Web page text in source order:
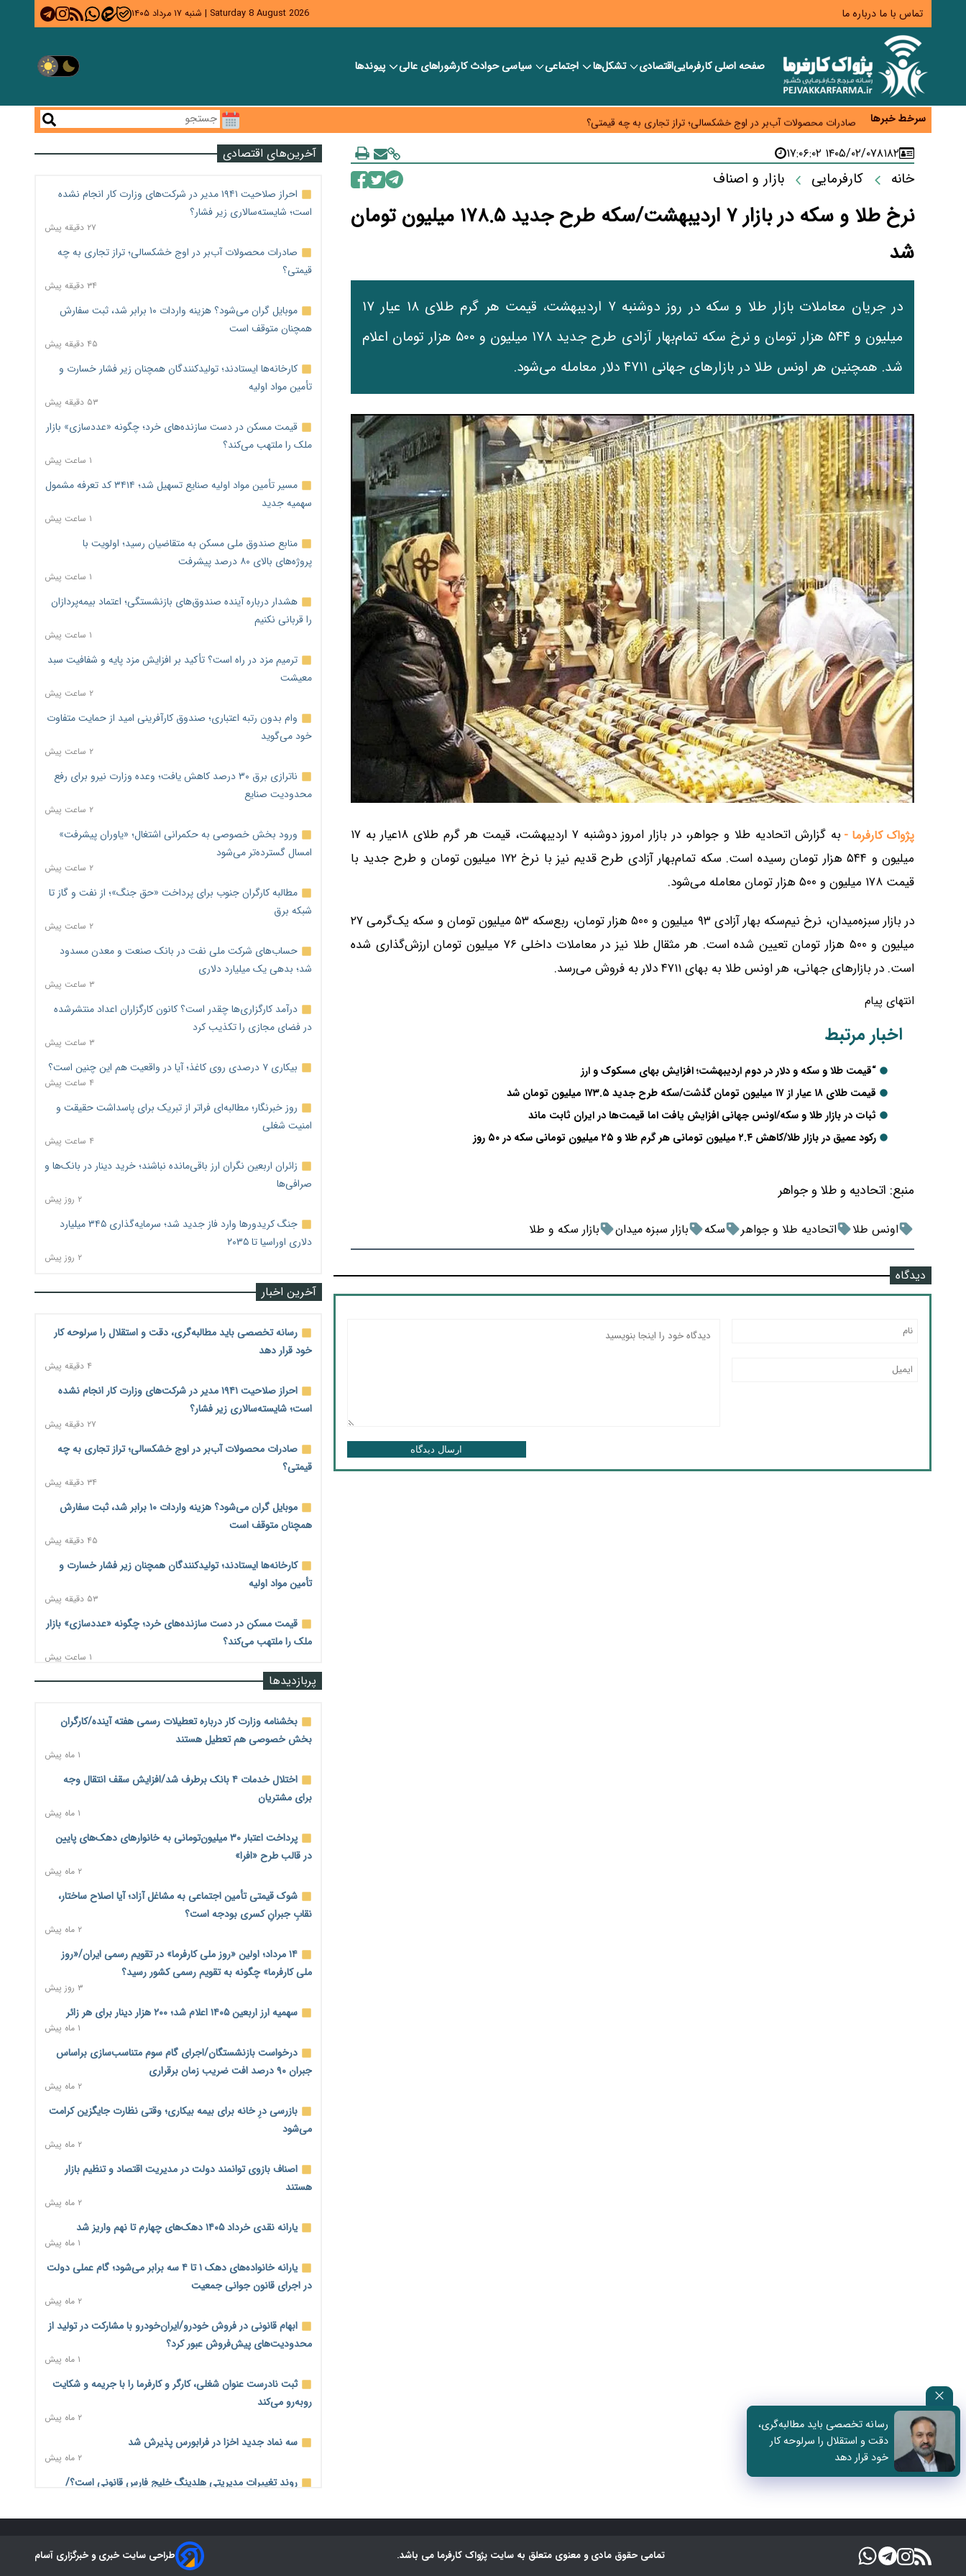
تماس با ما درباره ما Saturday 8 August 2026
| شنبه ۱۷ مرداد ۱۴۰۵
صفحه اصلیکارفرماییاقتصادی تشکل‌ها اجتماعی سیاسیحوادث کارشورا‎های عالی پیوندها
سرخط خبرها
رسانه تخصصی باید مطالبه‌گری، دقت و استقلال را سرلوحه کار خود قرار دهد
صادرات محصولات آب‌بر در اوج خشکسالی؛ تراز تجاری به چه قیمتی؟
کارخانه‌ها ایستادند؛ تولیدکنندگان همچنان زیر فشار خسارت و تأمین مواد اولیه
۸۱۸۲۱۴۰۵/۰۲/۰۷ ۱۷:۰۶:۰۲
خانه کارفرمایی بازار و اصناف
نرخ طلا و سکه در بازار ۷ اردیبهشت/سکه طرح جدید ۱۷۸.۵ میلیون تومان
شد
در جریان معاملات بازار طلا و سکه در روز دوشنبه ۷ اردیبهشت، قیمت هر گرم طلای ۱۸ عیار ۱۷
میلیون و ۵۴۴ هزار تومان و نرخ سکه تمام‌بهار آزادی طرح جدید ۱۷۸ میلیون و ۵۰۰ هزار تومان اعلام
شد. همچنین هر اونس طلا در بازارهای جهانی ۴۷۱۱ دلار معامله می‌شود.
پژواک کارفرما -
به گزارش اتحادیه طلا و جواهر، در بازار امروز دوشنبه ۷ اردیبهشت، قیمت هر گرم طلای ۱۸عیار به ۱۷
میلیون و ۵۴۴ هزار تومان رسیده است. سکه تمام‌بهار آزادی طرح قدیم نیز با نرخ ۱۷۲ میلیون تومان و طرح جدید با
قیمت ۱۷۸ میلیون و ۵۰۰ هزار تومان معامله می‌شود.
در بازار سبزه‌میدان، نرخ نیم‌سکه بهار آزادی ۹۳ میلیون و ۵۰۰ هزار تومان، ربع‌سکه ۵۳ میلیون تومان و سکه یک‌گرمی ۲۷
میلیون و ۵۰۰ هزار تومان تعیین شده است. هر مثقال طلا نیز در معاملات داخلی ۷۶ میلیون تومان ارزش‌گذاری شده
است. در بازارهای جهانی، هر اونس طلا به بهای ۴۷۱۱ دلار به فروش می‌رسد.
انتهای پیام
اخبار مرتبط
“قیمت طلا و سکه و دلار در دوم اردیبهشت؛ افزایش بهای مسکوک و ارز
قیمت طلای ۱۸ عیار از ۱۷ میلیون تومان گذشت/سکه طرح جدید ۱۷۳.۵ میلیون تومان شد
ثبات در بازار طلا و سکه/اونس جهانی افزایش یافت اما قیمت‌ها در ایران ثابت ماند
رکود عمیق در بازار طلا/کاهش ۲.۴ میلیون تومانی هر گرم طلا و ۲۵ میلیون تومانی سکه در ۵۰ روز
منبع: اتحادیه و طلا و جواهر
اونس طلا اتحادیه طلا و جواهر سکه بازار سبزه میدان بازار سکه و طلا
دیدگاه
ارسال دیدگاه
آخرین‌های اقتصادی
احراز صلاحیت ۱۹۴۱ مدیر در شرکت‌های وزارت کار انجام نشده
است؛ شایسته‌سالاری زیر فشار؟
۲۷ دقیقه پیش
صادرات محصولات آب‌بر در اوج خشکسالی؛ تراز تجاری به چه
قیمتی؟
۳۴ دقیقه پیش
موبایل گران می‌شود؟ هزینه واردات ۱۰ برابر شد، ثبت سفارش
همچنان متوقف است
۴۵ دقیقه پیش
کارخانه‌ها ایستادند؛ تولیدکنندگان همچنان زیر فشار خسارت و
تأمین مواد اولیه
۵۳ دقیقه پیش
قیمت مسکن در دست سازنده‌های خرد؛ چگونه «عددسازی» بازار
ملک را ملتهب می‌کند؟
۱ ساعت پیش
مسیر تأمین مواد اولیه صنایع تسهیل شد؛ ۳۴۱۴ کد تعرفه مشمول
سهمیه جدید
۱ ساعت پیش
منابع صندوق ملی مسکن به متقاضیان رسید؛ اولویت با
پروژه‌های بالای ۸۰ درصد پیشرفت
۱ ساعت پیش
هشدار درباره آینده صندوق‌های بازنشستگی؛ اعتماد بیمه‌پردازان
را قربانی نکنیم
۱ ساعت پیش
ترمیم مزد در راه است؟ تأکید بر افزایش مزد پایه و شفافیت سبد
معیشت
۲ ساعت پیش
وام بدون رتبه اعتباری؛ صندوق کارآفرینی امید از حمایت متفاوت
خود می‌گوید
۲ ساعت پیش
ناترازی برق ۳۰ درصد کاهش یافت؛ وعده وزارت نیرو برای رفع
محدودیت صنایع
۲ ساعت پیش
ورود بخش خصوصی به حکمرانی اشتغال؛ «یاوران پیشرفت»
امسال گسترده‌تر می‌شود
۲ ساعت پیش
مطالبه کارگران جنوب برای پرداخت «حق جنگ»؛ از نفت و گاز تا
شبکه برق
۲ ساعت پیش
حساب‌های شرکت ملی نفت در بانک صنعت و معدن مسدود
شد؛ بدهی یک میلیارد دلاری
۳ ساعت پیش
درآمد کارگزاری‌ها چقدر است؟ کانون کارگزاران اعداد منتشرشده
در فضای مجازی را تکذیب کرد
۳ ساعت پیش
بیکاری ۷ درصدی روی کاغذ؛ آیا در واقعیت هم این چنین است؟
۴ ساعت پیش
روز خبرنگار؛ مطالبه‌ای فراتر از تبریک برای پاسداشت حقیقت و
امنیت شغلی
۴ ساعت پیش
زائران اربعین نگران ارز باقی‌مانده نباشند؛ خرید دینار در بانک‌ها و
صرافی‌ها
۲ روز پیش
جنگ کریدورها وارد فاز جدید شد؛ سرمایه‌گذاری ۳۴۵ میلیارد
دلاری اوراسیا تا ۲۰۳۵
۲ روز پیش
آخرین اخبار
رسانه تخصصی باید مطالبه‌گری، دقت و استقلال را سرلوحه کار
خود قرار دهد
۴ دقیقه پیش
احراز صلاحیت ۱۹۴۱ مدیر در شرکت‌های وزارت کار انجام نشده
است؛ شایسته‌سالاری زیر فشار؟
۲۷ دقیقه پیش
صادرات محصولات آب‌بر در اوج خشکسالی؛ تراز تجاری به چه
قیمتی؟
۳۴ دقیقه پیش
موبایل گران می‌شود؟ هزینه واردات ۱۰ برابر شد، ثبت سفارش
همچنان متوقف است
۴۵ دقیقه پیش
کارخانه‌ها ایستادند؛ تولیدکنندگان همچنان زیر فشار خسارت و
تأمین مواد اولیه
۵۳ دقیقه پیش
قیمت مسکن در دست سازنده‌های خرد؛ چگونه «عددسازی» بازار
ملک را ملتهب می‌کند؟
۱ ساعت پیش
مسیر تأمین مواد اولیه صنایع تسهیل شد؛ ۳۴۱۴ کد تعرفه مشمول
۱ ساعت پیش
منابع صندوق ملی مسکن به متقاضیان رسید؛ اولویت با
۱ ساعت پیش
هشدار درباره آینده صندوق‌های بازنشستگی؛ اعتماد بیمه‌پردازان
۱ ساعت پیش
ترمیم مزد در راه است؟ تأکید بر افزایش مزد پایه و شفافیت سبد
وام بدون رتبه اعتباری؛ صندوق کارآفرینی امید از حمایت متفاوت
۲ ساعت پیش
ناترازی برق ۳۰ درصد کاهش یافت؛ وعده وزارت نیرو برای رفع
ورود بخش خصوصی به حکمرانی اشتغال؛ «یاوران پیشرفت»
امسال گسترده‌تر می‌شود
مطالبه کارگران جنوب برای پرداخت «حق جنگ»؛ از نفت و گاز تا
شبکه برق
حساب‌های شرکت ملی نفت در بانک صنعت و معدن مسدود
شد؛ بدهی یک میلیارد دلاری
درآمد کارگزاری‌ها چقدر است؟ کانون کارگزاران اعداد منتشرشده
در فضای مجازی را تکذیب کرد
بیکاری ۷ درصدی روی کاغذ؛ آیا در واقعیت هم این چنین است؟
روز خبرنگار؛ مطالبه‌ای فراتر از تبریک برای پاسداشت حقیقت و
امنیت شغلی
زائران اربعین نگران ارز باقی‌مانده نباشند؛ خرید دینار در بانک‌ها و
جنگ کریدورها وارد فاز جدید شد؛ سرمایه‌گذاری ۳۴۵ میلیارد
دلاری اوراسیا تا ۲۰۳۵
پارادوکس اینترنت در ایران؛ مصرف‌کننده بیشتر می‌پردازد، شبکه
۲ روز پیش
پربازدیدها
بخشنامه وزارت کار درباره تعطیلات رسمی هفته آینده/کارگران
بخش خصوصی هم تعطیل هستند
۱ ماه پیش
اختلال خدمات ۴ بانک برطرف شد/افزایش سقف انتقال وجه
برای مشتریان
۱ ماه پیش
پرداخت اعتبار ۳۰ میلیون‌تومانی به خانوارهای دهک‌های پایین
در قالب طرح «افرا»
۲ ماه پیش
شوک قیمتی تأمین اجتماعی به مشاغل آزاد؛ آیا اصلاح ساختار،
نقابِ جبرانِ کسری بودجه است؟
۲ ماه پیش
۱۴ مرداد؛ اولین «روز ملی کارفرما» در تقویم رسمی ایران/«روز
ملی کارفرما» چگونه به تقویم رسمی کشور رسید؟
۳ روز پیش
سهمیه ارز اربعین ۱۴۰۵ اعلام شد؛ ۲۰۰ هزار دینار برای هر زائر
۱ ماه پیش
درخواست بازنشستگان/اجرای گام سوم متناسب‌سازی براساس
جبران ۹۰ درصد افت ضریب زمان برقراری
۲ ماه پیش
بازرسی درِ خانه برای بیمه بیکاری؛ وقتی نظارت جایگزین کرامت
می‌شود
۲ ماه پیش
اصناف بازوی توانمند دولت در مدیریت اقتصاد و تنظیم بازار
هستند
۲ ماه پیش
یارانه نقدی خرداد ۱۴۰۵ دهک‌های چهارم تا نهم واریز شد
۱ ماه پیش
یارانه خانواده‌های دهک ۱ تا ۴ سه برابر می‌شود؛ گام عملی دولت
در اجرای قانون جوانی جمعیت
۲ ماه پیش
ابهام قانونی در فروش خودرو/ایران‌خودرو با مشارکت در تولید از
محدودیت‌های پیش‌فروش عبور کرد؟
۱ ماه پیش
ثبت نادرست عنوان شغلی، کارگر و کارفرما را با جریمه و شکایت
روبه‌رو می‌کند
۲ ماه پیش
سه نماد جدید اخزا در فرابورس پذیرش شد
۲ ماه پیش
روند تغییرات مدیریتی هلدینگ خلیج فارس قانونی است؟/
۱ ماه پیش
هشدار درباره «۴ درصد» مشاغل سخت و زیان‌آور/کارفرمایان
پرداخت را به بازنشستگی موکول نکنند
رسانه تخصصی باید مطالبه‌گری،
دقت و استقلال را سرلوحه کار
خود قرار دهد
تمامی حقوق مادی و معنوی متعلق به سایت پژواک کارفرما می باشد. طراحی سایت خبری و خبرگزاری آسام